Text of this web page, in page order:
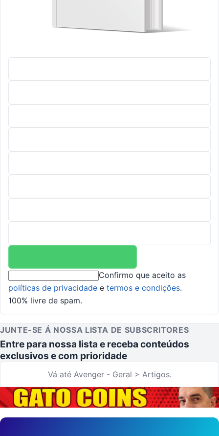
Confirmo que aceito as
políticas de privacidade e termos e condições.
100% livre de spam.
JUNTE-SE Á NOSSA LISTA DE SUBSCRITORES
Entre para nossa lista e receba conteúdos
exclusivos e com prioridade
Vá até Avenger - Geral > Artigos.